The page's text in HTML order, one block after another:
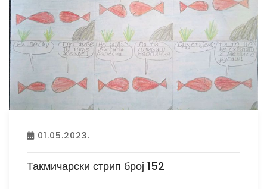
01.05.2023.
Такмичарски стрип број 152